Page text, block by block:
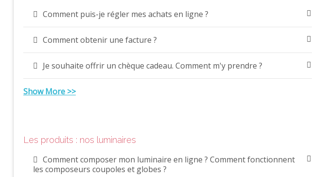
Comment puis-je régler mes achats en ligne ?
Comment obtenir une facture ?
Je souhaite offrir un chèque cadeau. Comment m'y prendre ?
Show More >>
Les produits : nos luminaires
Comment composer mon luminaire en ligne ? Comment fonctionnent
les composeurs coupoles et globes ?